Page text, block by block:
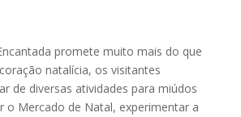
promete muito mais do que
natalícia, os visitantes
de diversas atividades para miúdos
o Mercado de Natal, experimentar a